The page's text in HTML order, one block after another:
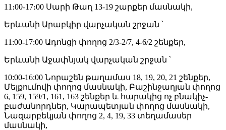
11։00-17։00 Սարի Թաղ 13-19 շարքեր մասնակի,
Երևանի Արաբկիր վարչական շրջան ՝
11:00-17:00 Ադոնցի փողոց 2/3-2/7, 4-6/2 շենքեր,
Երևանի Աջափնյակ վարչական շրջան ՝
10:00-16:00 Նորաշեն թաղամաս 18, 19, 20, 21 շենքեր,
Մելքումովի փողոց մասնակի, Բաշինջաղյան փողոց
6, 159, 159/1, 161, 163 շենքեր և հարակից ոչ բնակիչ-
բաժանորդներ, Կարապետյան փողոց մասնակի,
Նազարբեկյան փողոց 2, 4, 19, 33 տեղամասեր
մասնակի,